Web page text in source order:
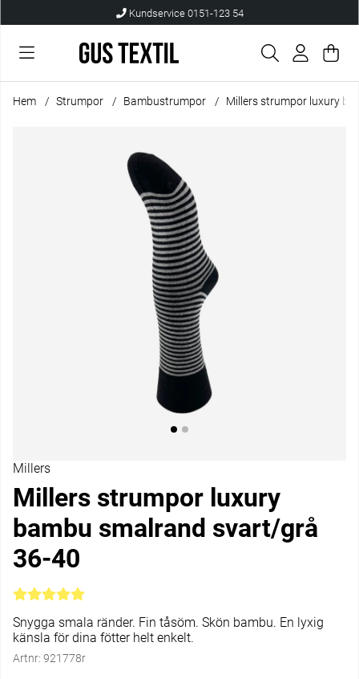
Kundservice 0151-123 54
.
Hem Strumpor Bambustrumpor Millers strumpor luxury
Millers
Millers strumpor luxury
bambu smalrand svart/grå
36-40
Medelbetyg 5 av 5 Antal betyg 3
Snygga smala ränder. Fin tåsöm. Skön bambu. En lyxig
känsla för dina fötter helt enkelt.
Artnr: 921778r